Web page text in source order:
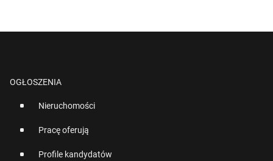
OGŁOSZENIA
Nieruchomości
Pracę oferują
Profile kandydatów